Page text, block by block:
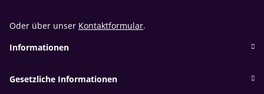
Oder über unser Kontaktformular.
Informationen
Gesetzliche Informationen